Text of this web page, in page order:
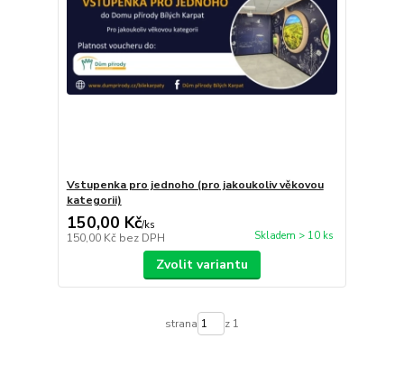
Vstupenka pro jednoho (pro jakoukoliv věkovou
kategorii)
150,00 Kč/ks
150,00 Kč bez DPH Skladem > 10 ks
Zvolit variantu
strana z 1